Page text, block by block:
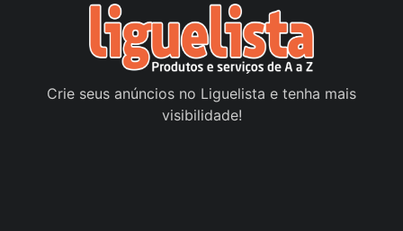
Crie seus anúncios no Liguelista e tenha mais
visibilidade!